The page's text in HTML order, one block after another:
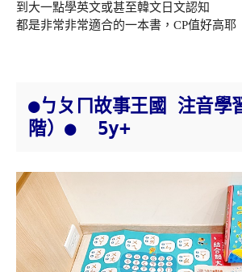
到大一點學英文或甚至韓文日文認知
都是非常非常適合的一本書，CP值好高耶
●ㄅㄆㄇ故事王國 注音學
階） ●5y+